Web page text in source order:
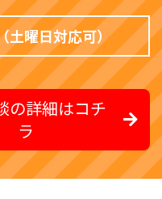
の詳細はコチ
ラ
土曜日対応可）